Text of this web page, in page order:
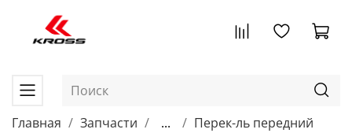
Главная Запчасти ... Перек-ль передний